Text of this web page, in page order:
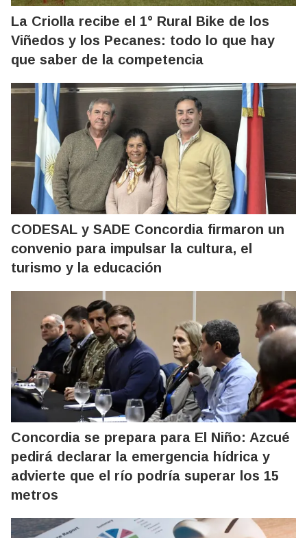
La Criolla recibe el 1° Rural Bike de los
Viñedos y los Pecanes: todo lo que hay
que saber de la competencia
CODESAL y SADE Concordia firmaron un
convenio para impulsar la cultura, el
turismo y la educación
Concordia se prepara para El Niño: Azcué
pedirá declarar la emergencia hídrica y
advierte que el río podría superar los 15
metros